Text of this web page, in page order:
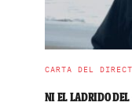
CARTA DEL
NI EL LADRIDO